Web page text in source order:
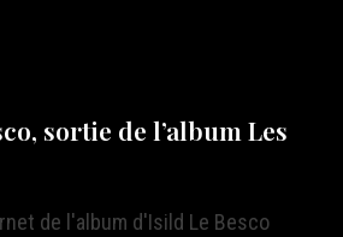
sortie de l’album Les
de l'album d'Isild Le Besco